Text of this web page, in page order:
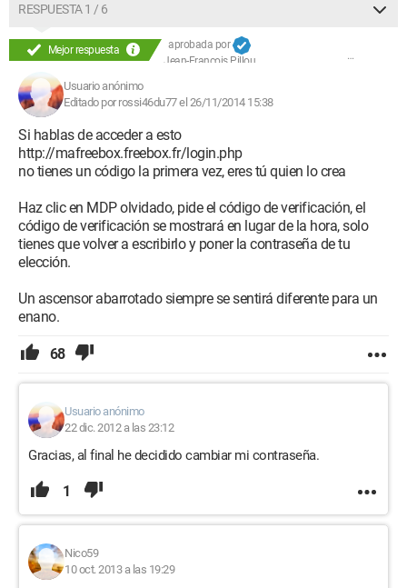
RESPUESTA 1 / 6
Mejor respuesta
aprobada por
Jean-François Pillou
Usuario anónimo
Editado por rossi46du77 el 26/11/2014 15:38
Si hablas de acceder a esto
http://mafreebox.freebox.fr/login.php
no tienes un código la primera vez, eres tú quien lo crea
Haz clic en MDP olvidado, pide el código de verificación, el
código de verificación se mostrará en lugar de la hora, solo
tienes que volver a escribirlo y poner la contraseña de tu
elección.
Un ascensor abarrotado siempre se sentirá diferente para un
enano.
68
Usuario anónimo
22 dic. 2012 a las 23:12
Gracias, al final he decidido cambiar mi contraseña.
1
Nico59
10 oct. 2013 a las 19:29